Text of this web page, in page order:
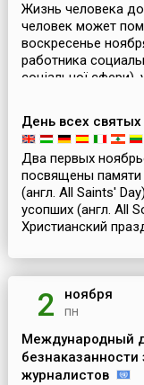
Жизнь человека
человек может
воскресенье
работника
соціальної сфери),
День всех
Два первых
посвящены памяти
(англ. All Saints'
усопших (англ. All
Христианский
2 ноября
пн
Международный
безнаказанности
журналистов